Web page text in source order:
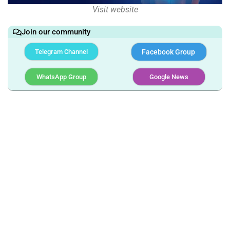
Visit website
Join our community
Telegram Channel Facebook Group
WhatsApp Group Google News